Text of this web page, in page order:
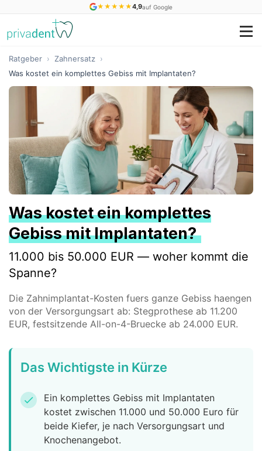
★ ★ ★ ★ ★4,9auf Google
Ratgeber › Zahnersatz ›
Was kostet ein komplettes Gebiss mit Implantaten?
Was kostet ein komplettes
Gebiss mit Implantaten?
11.000 bis 50.000 EUR — woher kommt die
Spanne?
Die Zahnimplantat-Kosten fuers ganze Gebiss haengen
von der Versorgungsart ab: Stegprothese ab 11.200
EUR, festsitzende All-on-4-Bruecke ab 24.000 EUR.
Das Wichtigste in Kürze
check
Ein komplettes Gebiss mit Implantaten
kostet zwischen 11.000 und 50.000 Euro für
beide Kiefer, je nach Versorgungsart und
Knochenangebot.